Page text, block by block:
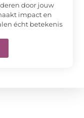
door jouw
impact en
écht betekenis